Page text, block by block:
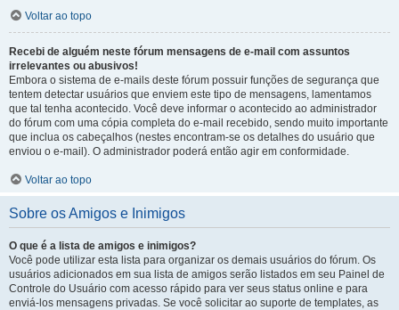
Voltar ao topo
Recebi de alguém neste fórum mensagens de e-mail com assuntos
irrelevantes ou abusivos!
Embora o sistema de e-mails deste fórum possuir funções de segurança que
tentem detectar usuários que enviem este tipo de mensagens, lamentamos
que tal tenha acontecido. Você deve informar o acontecido ao administrador
do fórum com uma cópia completa do e-mail recebido, sendo muito importante
que inclua os cabeçalhos (nestes encontram-se os detalhes do usuário que
enviou o e-mail). O administrador poderá então agir em conformidade.
Voltar ao topo
Sobre os Amigos e Inimigos
O que é a lista de amigos e inimigos?
Você pode utilizar esta lista para organizar os demais usuários do fórum. Os
usuários adicionados em sua lista de amigos serão listados em seu Painel de
Controle do Usuário com acesso rápido para ver seus status online e para
enviá-los mensagens privadas. Se você solicitar ao suporte de templates, as